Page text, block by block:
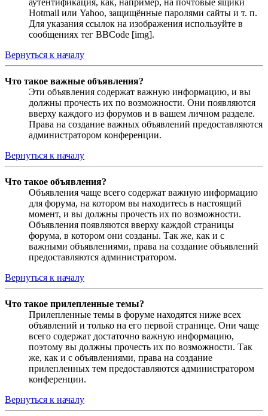
аутентификация, как, например, на почтовые ящики
Hotmail или Yahoo, защищённые паролями сайты и т. п.
Для указания ссылок на изображения используйте в
сообщениях тег BBCode [img].
Вернуться к началу
Что такое важные объявления?
Эти объявления содержат важную информацию, и вы
должны прочесть их по возможности. Они появляются
вверху каждого из форумов и в вашем личном разделе.
Права на создание важных объявлений предоставляются
администратором конференции.
Вернуться к началу
Что такое объявления?
Объявления чаще всего содержат важную информацию
для форума, на котором вы находитесь в настоящий
момент, и вы должны прочесть их по возможности.
Объявления появляются вверху каждой страницы
форума, в котором они созданы. Так же, как и с
важными объявлениями, права на создание объявлений
предоставляются администратором.
Вернуться к началу
Что такое прилепленные темы?
Прилепленные темы в форуме находятся ниже всех
объявлений и только на его первой странице. Они чаще
всего содержат достаточно важную информацию,
поэтому вы должны прочесть их по возможности. Так
же, как и с объявлениями, права на создание
прилепленных тем предоставляются администратором
конференции.
Вернуться к началу